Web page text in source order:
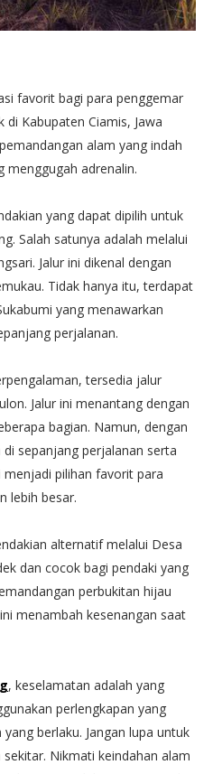
favorit bagi para penggemar
Kabupaten Ciamis, Jawa
alam yang indah
menggugah adrenalin.
yang dapat dipilih untuk
Salah satunya adalah melalui
Jalur ini dikenal dengan
Tidak hanya itu, terdapat
yang menawarkan
perjalanan.
tersedia jalur
Jalur ini menantang dengan
bagian. Namun, dengan
sepanjang perjalanan serta
pilihan favorit para
lebih besar.
alternatif melalui Desa
dan cocok bagi pendaki yang
perbukitan hijau
menambah kesenangan saat
, keselamatan adalah yang
perlengkapan yang
berlaku. Jangan lupa untuk
Nikmati keindahan alam